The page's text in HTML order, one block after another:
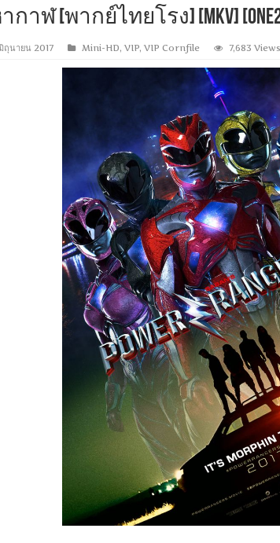
กาฬ [พากย์ไทยโรง] [MKV]
ถุนายน 2017 Mini-HD, VIP, VIP Cornfile 7,683 Views